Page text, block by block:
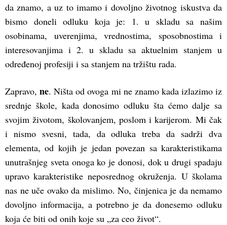
da znamo, a uz to imamo i dovoljno životnog iskustva da
bismo doneli odluku koja je: 1. u skladu sa našim
osobinama, uverenjima, vrednostima, sposobnostima i
interesovanjima i 2. u skladu sa aktuelnim stanjem u
određenoj profesiji i sa stanjem na tržištu rada.
Zapravo,ne. Ništa od ovoga mi ne znamo kada izlazimo iz
srednje škole, kada donosimo odluku šta ćemo dalje sa
svojim životom, školovanjem, poslom i karijerom. Mi čak
i nismo svesni, tada, da odluka treba da sadrži dva
elementa, od kojih je jedan povezan sa karakteristikama
unutrašnjeg sveta onoga ko je donosi, dok u drugi spadaju
upravo karakteristike neposrednog okruženja. U školama
nas ne uče ovako da mislimo. No, činjenica je da nemamo
dovoljno informacija, a potrebno je da donesemo odluku
koja će biti od onih koje su „za ceo život“.